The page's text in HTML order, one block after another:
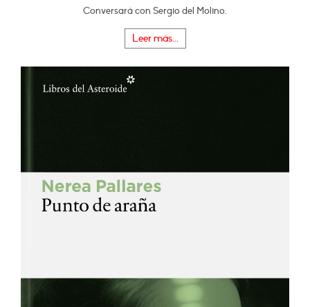
Conversará con Sergio del Molino.
Leer más...